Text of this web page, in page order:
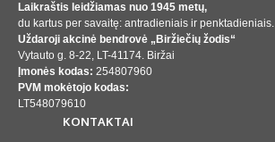
Laikraštis leidžiamas nuo 1945 metų,
du kartus per savaitę: antradieniais ir penktadieniais.
Uždaroji akcinė bendrovė „Biržiečių žodis“
Vytauto g. 8-22, LT-41174. Biržai
Įmonės kodas: 254807960
PVM mokėtojo kodas:
LT548079610
KONTAKTAI